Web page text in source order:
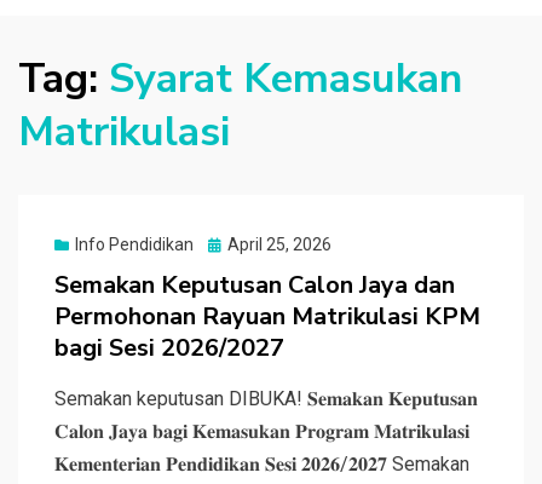
Tag: Syarat Kemasukan
Matrikulasi
Info Pendidikan
Posted
April 25, 2026
Semakan Keputusan Calon Jaya dan
Permohonan Rayuan Matrikulasi KPM
bagi Sesi 2026/2027
Semakan keputusan DIBUKA! 𝐒𝐞𝐦𝐚𝐤𝐚𝐧 𝐊𝐞𝐩𝐮𝐭𝐮𝐬𝐚𝐧
𝐂𝐚𝐥𝐨𝐧 𝐉𝐚𝐲𝐚 𝐛𝐚𝐠𝐢 𝐊𝐞𝐦𝐚𝐬𝐮𝐤𝐚𝐧 𝐏𝐫𝐨𝐠𝐫𝐚𝐦 𝐌𝐚𝐭𝐫𝐢𝐤𝐮𝐥𝐚𝐬𝐢
𝐊𝐞𝐦𝐞𝐧𝐭𝐞𝐫𝐢𝐚𝐧 𝐏𝐞𝐧𝐝𝐢𝐝𝐢𝐤𝐚𝐧 𝐒𝐞𝐬𝐢 𝟐𝟎𝟐𝟔/𝟐𝟎𝟐𝟕 Semakan